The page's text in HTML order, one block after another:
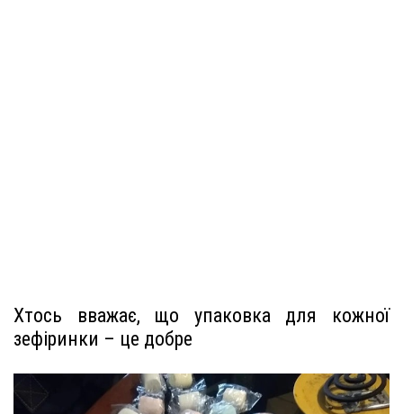
Хтось вважає, що упаковка для кожної
зефіринки – це добре